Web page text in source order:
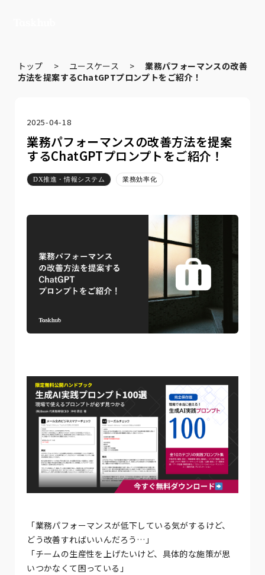
トップ > ユースケース >業務パフォーマンスの改善
方法を提案するChatGPTプロンプトをご紹介！
2025-04-18
業務パフォーマンスの改善方法を提案
するChatGPTプロンプトをご紹介！
DX推進・情報システム 業務効率化
「業務パフォーマンスが低下している気がするけど、
どう改善すればいいんだろう…」
「チームの生産性を上げたいけど、具体的な施策が思
いつかなくて困っている」